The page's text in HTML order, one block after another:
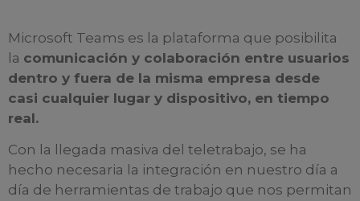
Microsoft Teams es la plataforma que posibilita
la comunicación y colaboración entre usuarios
dentro y fuera de la misma empresa desde
casi cualquier lugar y dispositivo, en tiempo
real.
Con la llegada masiva del teletrabajo, se ha
hecho necesaria la integración en nuestro día a
día de herramientas de trabajo que nos permitan